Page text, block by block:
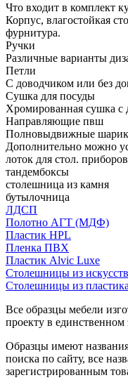
Что входит в комплект
Корпус, влагостойкая
фурнитура.
Ручки
Различные варианты
Петли
С доводчиком или без
Сушка для посуды
Хромированная сушка
Направляющие пвш
Полновыдвижные
Дополнительно можно
лоток для стол. приборов
тандембоксы
столешница из камня
бутылочница
ЛДСП
Полотно АГТ (МДФ)
Пластик HPL
Пленка ПВХ
Пластик Alvic Luxe
Столешницы из
Столешницы из пластика
Все образцы мебели
проекту в единственном
Образцы имеют
поиска по сайту, все
зарегистрированным